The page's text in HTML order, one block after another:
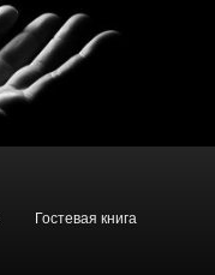
Гостевая книга